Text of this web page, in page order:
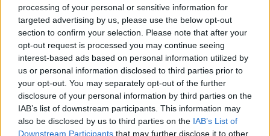
processing of your personal or sensitive information for
targeted advertising by us, please use the below opt-out
section to confirm your selection. Please note that after your
opt-out request is processed you may continue seeing
interest-based ads based on personal information utilized by
us or personal information disclosed to third parties prior to
your opt-out. You may separately opt-out of the further
disclosure of your personal information by third parties on the
IAB’s list of downstream participants. This information may
also be disclosed by us to third parties on the IAB’s List of
Downstream Participants that may further disclose it to other
CSG: Διψήφια αύξηση εσόδων
και ισχυρό ανεκτέλεστο
συμβάσεων το πρώτο εξάμηνο
του 2026
07/08/26|12:09
Apollo Global Management:
Εξαγοράζει την EasyJet έναντι 7,7
δισ. δολαρίων - Η δήλωση του Sir
Στέλιου Χατζηιωάννου